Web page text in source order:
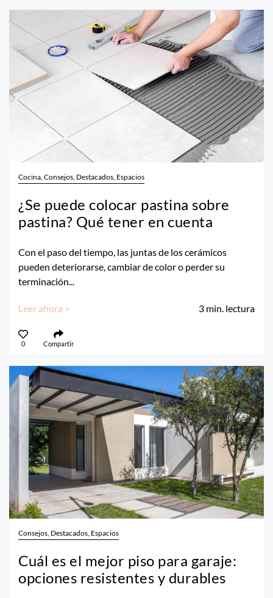
Cocina, Consejos, Destacados, Espacios
¿Se puede colocar pastina sobre
pastina? Qué tener en cuenta
Con el paso del tiempo, las juntas de los cerámicos
pueden deteriorarse, cambiar de color o perder su
terminación...
Leer ahora > 3 min. lectura
0 Compartir
Consejos, Destacados, Espacios
Cuál es el mejor piso para garaje:
opciones resistentes y durables